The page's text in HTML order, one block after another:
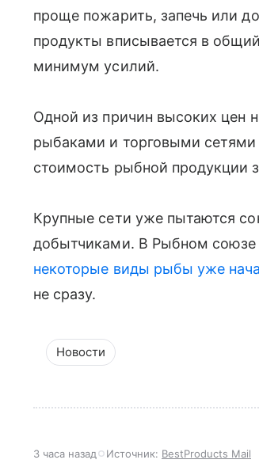
проще пожарить, запечь или
продукты вписывается в
минимум усилий.
Одной из причин высоких цен
рыбаками и торговыми
стоимость рыбной продукции
Крупные сети уже пытаются
добытчиками. В Рыбном союзе
некоторые виды рыбы уже
не сразу.
Новости
3 часа назад Источник: BestProducts Mail